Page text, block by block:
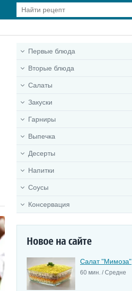
Первые блюда
Вторые блюда
Салаты
Закуски
Гарниры
Выпечка
Десерты
Напитки
Соусы
Консервация
Новое на сайте
Салат "Мимоза"
60 мин. / Средне